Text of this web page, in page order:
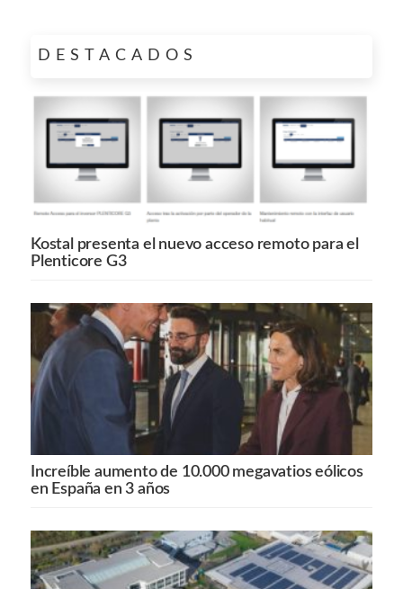
DESTACADOS
Kostal presenta el nuevo acceso remoto para el
Plenticore G3
Increíble aumento de 10.000 megavatios eólicos
en España en 3 años